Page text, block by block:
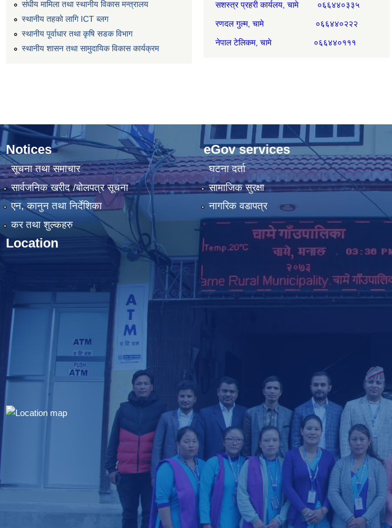
संघीय मामिला तथा स्थानीय विकास मन्त्रालय
स्थानीय तहको लागि ICT ब्लग
स्थानीय पूर्वाधार तथा कृषि सडक विभाग
स्थानीय शासन तथा सामुदायिक विकास कार्यक्रम
सशस्त्र प्रहरी कार्यलय, चामे ०६६४४०३३५
रणदल गुल्म, चामे ०६६४४०२२२
नेपाल टेलिकम, चामे ०६६४४०१११
Notices
सूचना तथा समाचार
सार्वजनिक खरीद /बोलपत्र सूचना
एन, कानुन तथा निर्देशिका
कर तथा शुल्कहरु
Location
eGov services
घटना दर्ता
सामाजिक सुरक्षा
नागरिक वडापत्र